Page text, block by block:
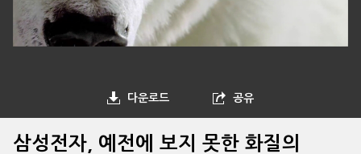
다운로드 공유
삼성전자, 예전에 보지 못한 화질의